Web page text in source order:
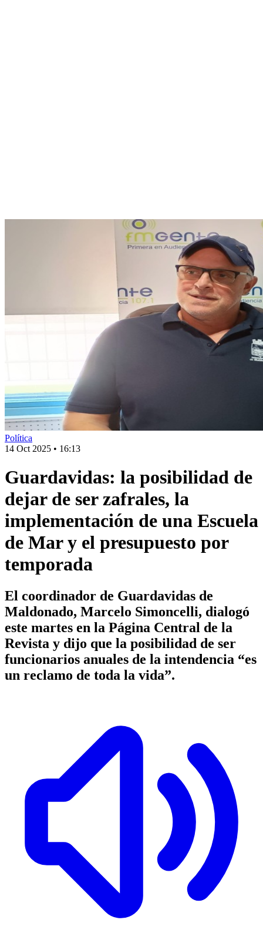
Política
14 Oct 2025 • 16:13
Guardavidas: la posibilidad de
dejar de ser zafrales, la
implementación de una Escuela
de Mar y el presupuesto por
temporada
El coordinador de Guardavidas de
Maldonado, Marcelo Simoncelli, dialogó
este martes en la Página Central de la
Revista y dijo que la posibilidad de ser
funcionarios anuales de la intendencia “es
un reclamo de toda la vida”.